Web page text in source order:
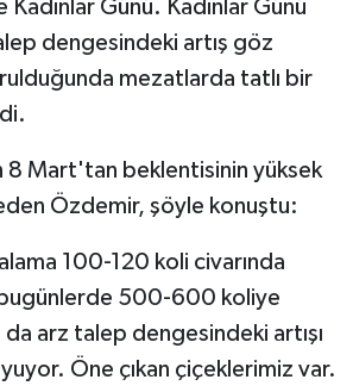
Günü. Kadınlar Günü
dengesindeki artış göz
mezatlarda tatlı bir
8 Mart'tan beklentisinin yüksek
Özdemir, şöyle konuştu:
100-120 koli civarında
500-600 koliye
da arz talep dengesindeki artışı
Öne çıkan çiçeklerimiz var.